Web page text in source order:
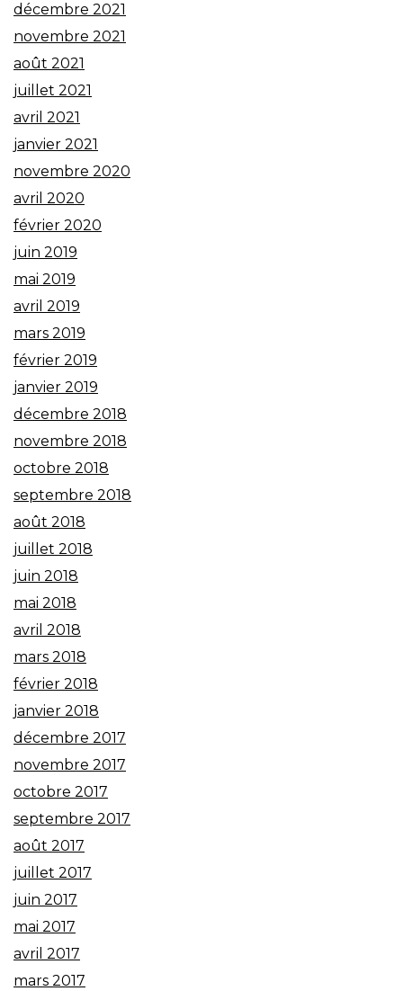
décembre 2021
novembre 2021
août 2021
juillet 2021
avril 2021
janvier 2021
novembre 2020
avril 2020
février 2020
juin 2019
mai 2019
avril 2019
mars 2019
février 2019
janvier 2019
décembre 2018
novembre 2018
octobre 2018
septembre 2018
août 2018
juillet 2018
juin 2018
mai 2018
avril 2018
mars 2018
février 2018
janvier 2018
décembre 2017
novembre 2017
octobre 2017
septembre 2017
août 2017
juillet 2017
juin 2017
mai 2017
avril 2017
mars 2017